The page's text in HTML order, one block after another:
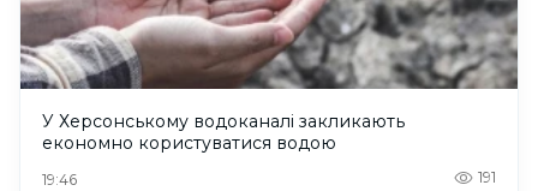
У Херсонському водоканалі закликають
економно користуватися водою
19:46 191